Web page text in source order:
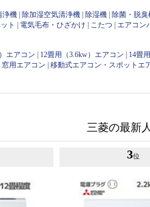
浄機 除加湿空気清浄機 除湿機 除菌・脱臭
ト
電気毛布・ひざかけ こたつ エアコン
エアコン 12畳用（3.6kw）エアコン 14畳
窓用エアコン |移動式エアコン・スポットエ
三菱の最新
3位